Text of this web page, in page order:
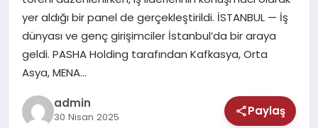
TEKNOLOJI
yer aldığı bir panel de gerçekleştirildi. İSTANBUL — İş
dünyası ve genç girişimciler İstanbul’da bir araya
geldi. PASHA Holding tarafından Kafkasya, Orta
Asya, MENA…
admin
30 Nisan 2025 Paylaş